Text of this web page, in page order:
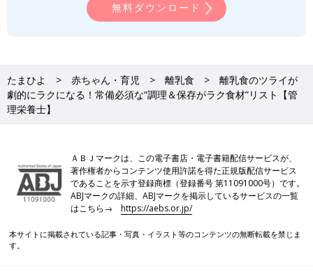
無料ダウンロード
たまひよ 赤ちゃん・育児 離乳食
離乳食のツライが
劇的にラクになる！常備必須な“調理＆保存がラク食材”リスト【管
理栄養士】
ＡＢＪマークは、この電子書店・電子書籍配信サービスが、
著作権者からコンテンツ使用許諾を得た正規版配信サービス
であることを示す登録商標（登録番号 第11091000号）です。
ABJマークの詳細、ABJマークを掲示しているサービスの一覧
はこちら→https://aebs.or.jp/
本サイトに掲載されている記事・写真・イラスト等のコンテンツの無断転載を禁じま
す。